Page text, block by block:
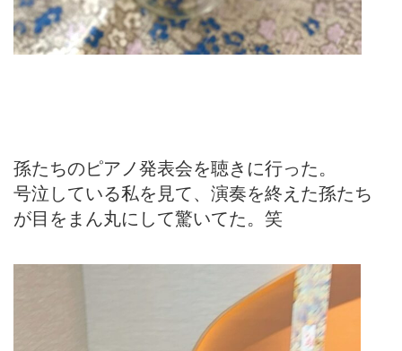
孫たちのピアノ発表会を聴きに行った。
号泣している私を見て、演奏を終えた孫たち
が目をまん丸にして驚いてた。笑